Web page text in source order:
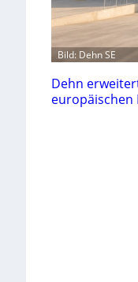
Bild: Dehn SE
Dehn
europäischen